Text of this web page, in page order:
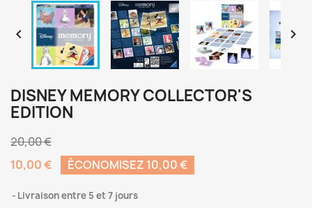
 
DISNEY MEMORY COLLECTOR'S
EDITION
20,00 €
10,00 €
ÉCONOMISEZ 10,00 €
Livraison entre 5 et 7 jours